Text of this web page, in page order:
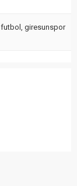
futbol , giresunspor